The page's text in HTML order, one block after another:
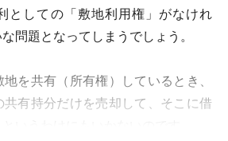
としての「敷地利用権」がなけれ
問題となってしまうでしょう。
を共有（所有権）しているとき、
有持分だけを売却して、そこに借